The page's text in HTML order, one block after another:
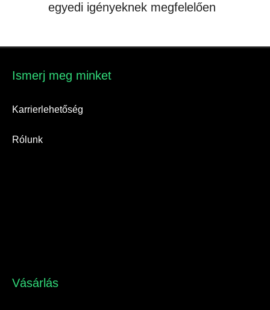
egyedi igényeknek megfelelően
Ismerj meg minket​
Karrierlehetőség
Rólunk
Vásárlás​